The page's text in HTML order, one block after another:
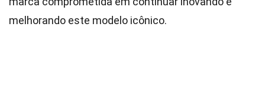
melhorando este modelo icônico.